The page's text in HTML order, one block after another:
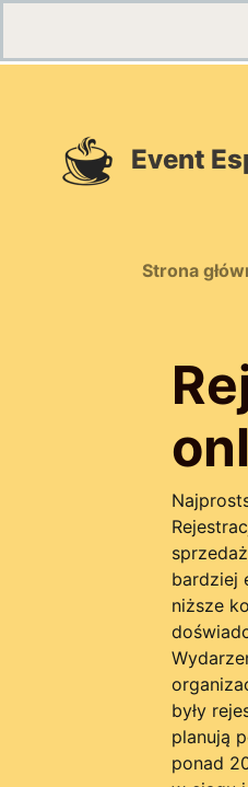
Event
Strona
bardziej
niższe
były
planują
ponad